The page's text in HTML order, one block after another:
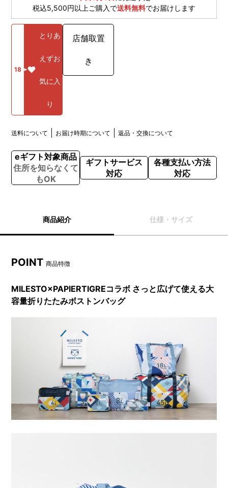
税込5,500円以上ご購入で送料無料でお届けします
18
とりあ
えずお
気に入
り
店舗取置
き
送料について お届け時期について 返品・交換について
eギフト対象商品
住所を知らなくて
もOK
ギフトサービス
対応
各種支払い方法
対応
商品紹介 仕様・サイズ
POINT商品特徴
MILESTO×PAPIERTIGREコラボ さっと広げて使える大
容量折りたたみボストンバッグ